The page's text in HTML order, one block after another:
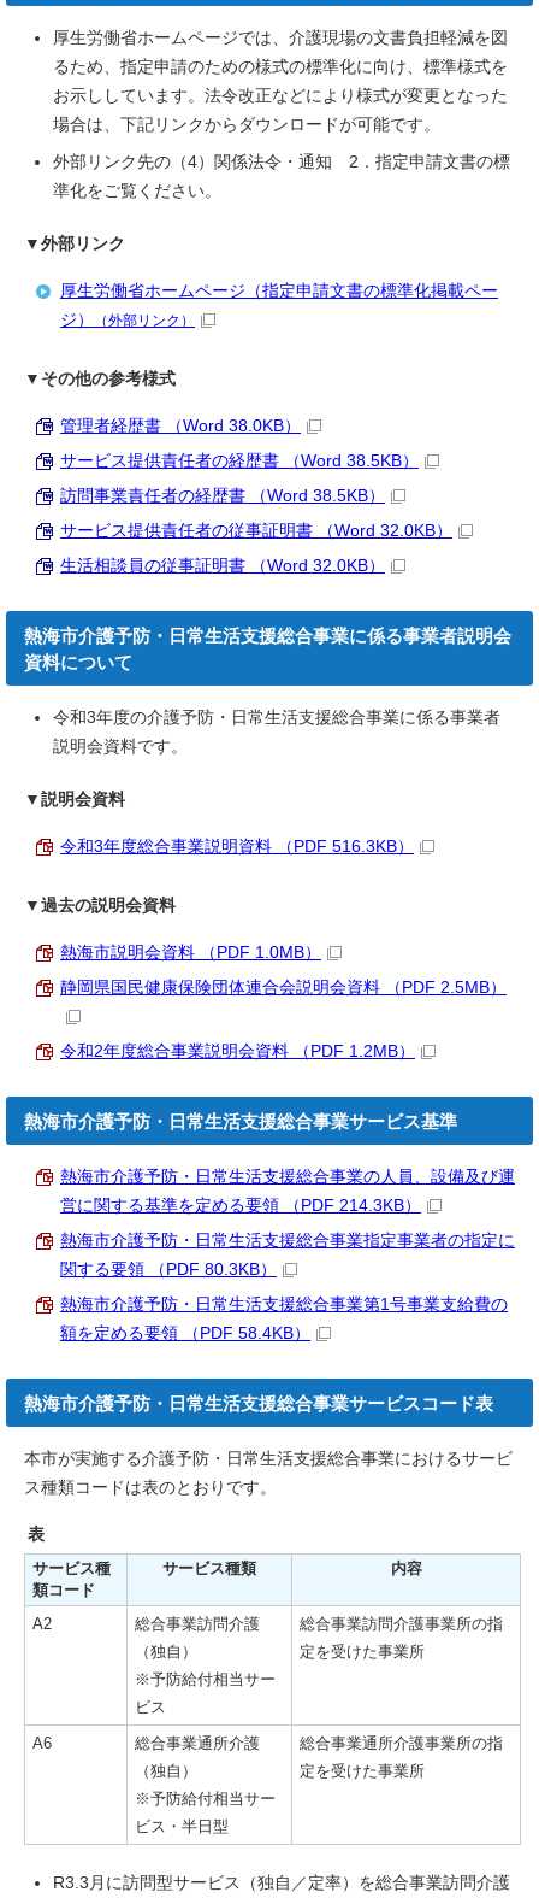
厚生労働省ホームページでは、介護現場の文書負担軽減を図
るため、指定申請のための様式の標準化に向け、標準様式を
お示ししています。法令改正などにより様式が変更となった
場合は、下記リンクからダウンロードが可能です。
外部リンク先の（4）関係法令・通知 2．指定申請文書の標
準化をご覧ください。
▼ 外部リンク
厚生労働省ホームページ（指定申請文書の標準化掲載ペー
ジ）
（外部リンク）
▼その他の参考様式
管理者経歴書 （Word 38.0KB）
サービス提供責任者の経歴書 （Word 38.5KB）
訪問事業責任者の経歴書 （Word 38.5KB）
サービス提供責任者の従事証明書 （Word 32.0KB）
生活相談員の従事証明書 （Word 32.0KB）
熱海市介護予防・日常生活支援総合事業に係る事業者説明会
資料について
令和3年度の介護予防・日常生活支援総合事業に係る事業者
説明会資料です。
▼説明会資料
令和3年度総合事業説明資料 （PDF 516.3KB）
▼過去の説明会資料
熱海市説明会資料 （PDF 1.0MB）
静岡県国民健康保険団体連合会説明会資料 （PDF 2.5MB）
令和2年度総合事業説明会資料 （PDF 1.2MB）
熱海市介護予防・日常生活支援総合事業サービス基準
熱海市介護予防・日常生活支援総合事業の人員、設備及び運
営に関する基準を定める要領 （PDF 214.3KB）
熱海市介護予防・日常生活支援総合事業指定事業者の指定に
関する要領 （PDF 80.3KB）
熱海市介護予防・日常生活支援総合事業第1号事業支給費の
額を定める要領 （PDF 58.4KB）
熱海市介護予防・日常生活支援総合事業サービスコード表
本市が実施する介護予防・日常生活支援総合事業におけるサービ
ス種類コードは表のとおりです。
表
サービス種
類コード
サービス種類 内容
A2
総合事業訪問介護
（独自）
※予防給付相当サー
ビス
総合事業訪問介護事業所の指
定を受けた事業所
A6
総合事業通所介護
（独自）
※予防給付相当サー
ビス・半日型
総合事業通所介護事業所の指
定を受けた事業所
R3.3月に訪問型サービス（独自／定率）を総合事業訪問介護